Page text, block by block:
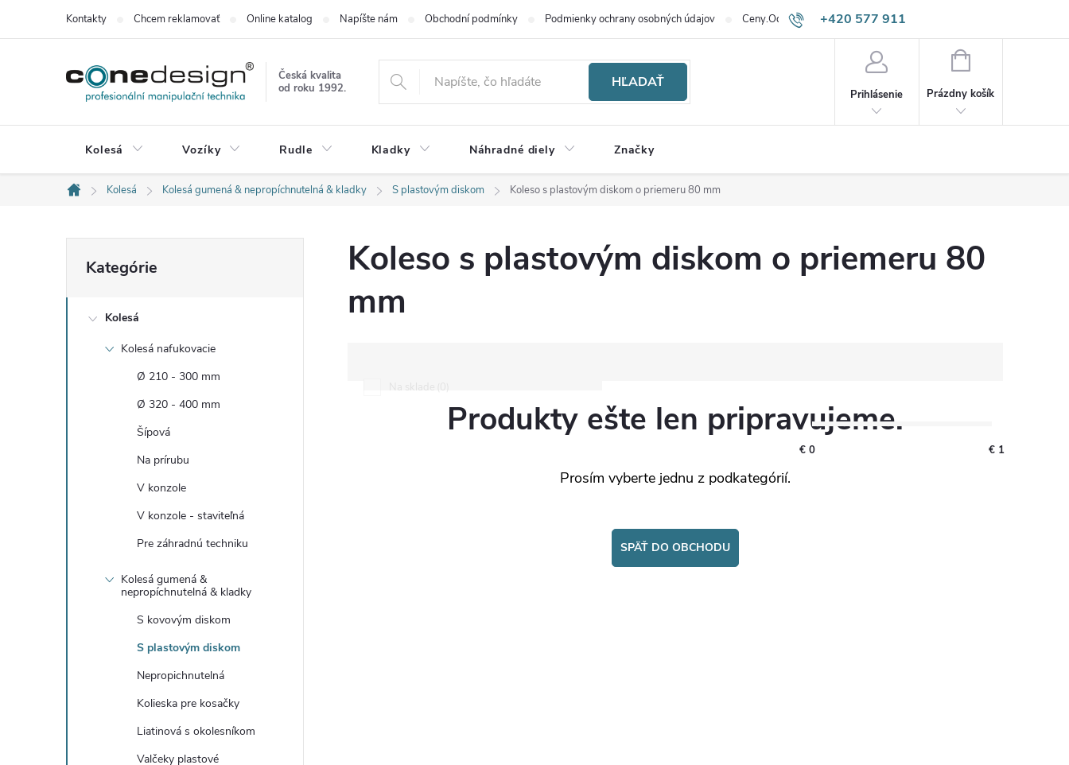
+420 577 911
Kontakty Chcem reklamovať Online katalog Napíšte nám Obchodní podmínky Podmienky ochrany osobných údajov Ceny.Odpadneš.sk
Česká kvalita
od roku 1992.
HĽADAŤ
Prihlásenie
NÁKUPNÝ
Prázdny košík
Kolesá Vozíky Rudle Kladky Náhradné diely Značky
Domov
Kolesá Kolesá gumená & nepropíchnutelná & kladky S plastovým diskom Koleso s plastovým diskom o priemeru 80 mm
o
kategórie
Kategórie
Kolesá
Kolesá nafukovacie
Ø 210 - 300 mm
Ø 320 - 400 mm
Šípová
Na prírubu
V konzole
V konzole - staviteľná
Pre záhradnú techniku
Kolesá gumená &
nepropíchnutelná & kladky
S kovovým diskom
S plastovým diskom
Nepropichnutelná
Kolieska pre kosačky
Liatinová s okolesníkom
Valčeky plastové
Koleso s plastovým diskom o priemeru 80
mm
Na sklade
€ 0 € 1
Produkty ešte len pripravujeme.
Prosím vyberte jednu z podkategórií.
SPÄŤ DO OBCHODU